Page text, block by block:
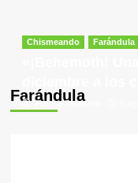
Farándula
Chismeando Farándula
Prensa Dateando